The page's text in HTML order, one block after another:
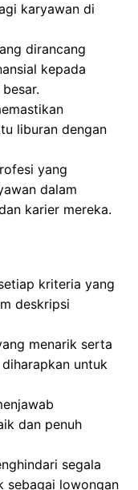
karyawan di
dirancang
kepada
liburan dengan
yang
dalam
karier mereka.
kriteria yang
deskripsi
menarik serta
untuk
dan penuh
segala
sebagai lowongan